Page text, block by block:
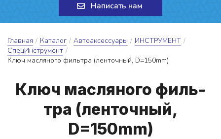
Написать нам
Главная / Каталог / Автоаксессуары / ИНСТРУМЕНТ /
СпецИнструмент /
Ключ масляного фильтра (ленточный, D=150mm)
Ключ мас­ля­но­го филь­
тра (лен­точный,
D=150mm)